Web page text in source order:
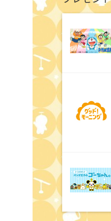
マツ
M-
プレ
私の
10
HY…
曲